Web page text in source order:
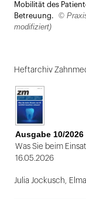
Mobilität des
Betreuung.
©
modifiziert)
Heftarchiv
Ausgabe 10/2026
Was Sie beim
16.05.2026
Julia Jockusch